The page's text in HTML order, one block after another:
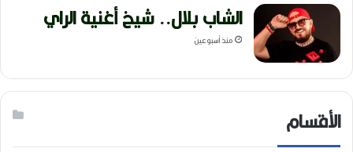
الشاب بلال.. شيخ أغنية الراي
منذ أسبوعين
الأقسام